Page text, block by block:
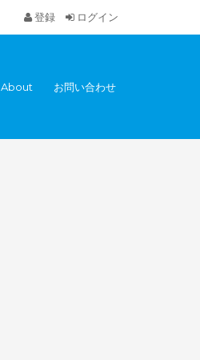
登録 ログイン
About お問い合わせ